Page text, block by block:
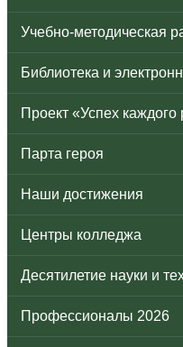
Учебно-методическая
Библиотека и
Проект «Успех каждого
Парта героя
Наши достижения
Центры колледжа
Десятилетие науки и
Профессионалы 2026